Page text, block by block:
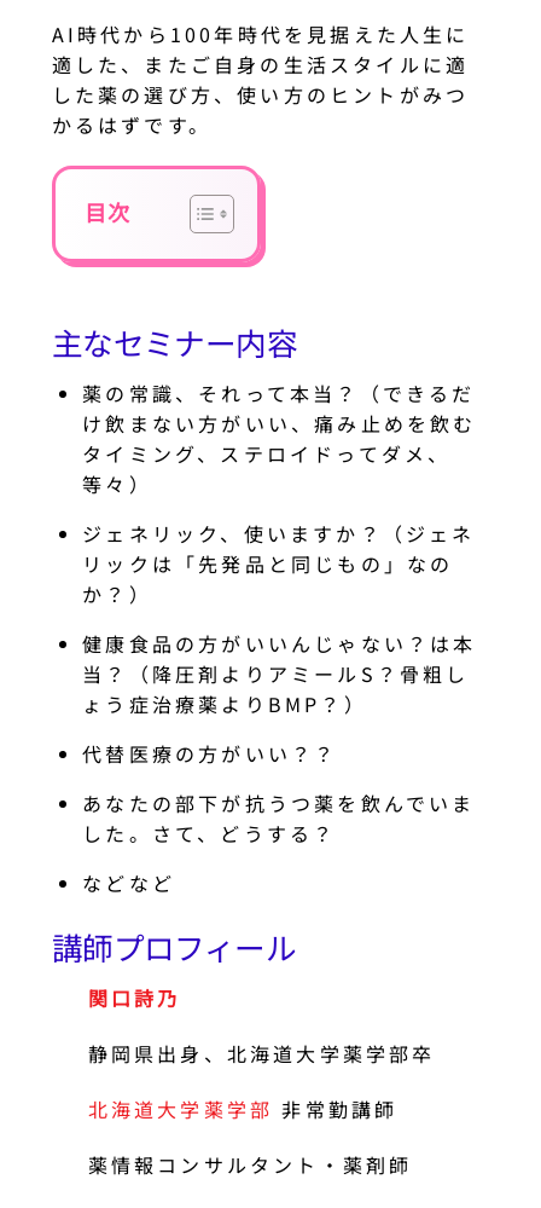
AI時代から100年時代を見据えた人生に
適した、またご自身の生活スタイルに適
した薬の選び方、使い方のヒントがみつ
かるはずです。
目次
主なセミナー内容
薬の常識、それって本当？（できるだ
け飲まない方がいい、痛み止めを飲む
タイミング、ステロイドってダメ、
等々）
ジェネリック、使いますか？（ジェネ
リックは「先発品と同じもの」なの
か？）
健康食品の方がいいんじゃない？は本
当？（降圧剤よりアミールS？骨粗し
ょう症治療薬よりBMP？）
代替医療の方がいい？？
あなたの部下が抗うつ薬を飲んでいま
した。さて、どうする？
などなど
講師プロフィール
関口詩乃
静岡県出身、北海道大学薬学部卒
北海道大学薬学部 非常勤講師
薬情報コンサルタント・薬剤師